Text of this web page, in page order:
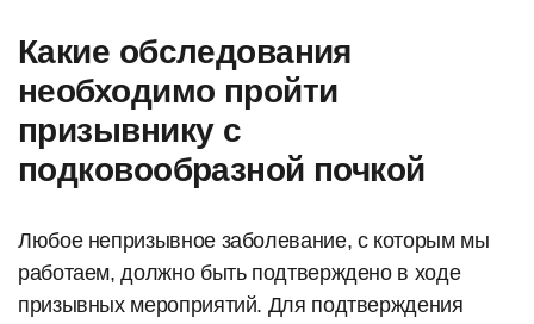
Какие обследования
необходимо пройти
призывнику с
подковообразной почкой
Любое непризывное заболевание, с которым мы
работаем, должно быть подтверждено в ходе
призывных мероприятий. Для подтверждения